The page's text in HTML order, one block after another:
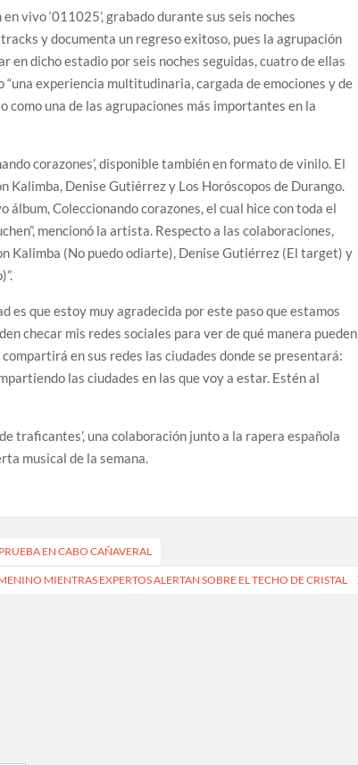
vivo ‘011025’, grabado durante sus seis noches
y documenta un regreso exitoso, pues la agrupación
en dicho estadio por seis noches seguidas, cuatro de ellas
experiencia multitudinaria, cargada de emociones y de
una de las agrupaciones más importantes en la
corazones’, disponible también en formato de vinilo. El
Kalimba, Denise Gutiérrez y Los Horóscopos de Durango.
álbum, Coleccionando corazones, el cual hice con toda el
mencionó la artista. Respecto a las colaboraciones,
Kalimba (No puedo odiarte), Denise Gutiérrez (El target) y
es que estoy muy agradecida por este paso que estamos
checar mis redes sociales para ver de qué manera pueden
en sus redes las ciudades donde se presentará:
las ciudades en las que voy a estar. Estén al
traficantes’, una colaboración junto a la rapera española
musical de la semana.
EN CABO CAÑAVERAL
MIENTRAS EXPERTOS ALERTAN SOBRE EL TECHO DE CRISTAL